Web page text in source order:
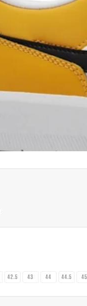
42.5 43 44 44.5